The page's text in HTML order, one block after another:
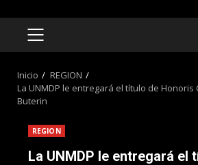
MENÚ
Inicio
REGION
La UNMDP le entregará el título de Honoris
Buterin
REGION
La UNMDP le entregará el